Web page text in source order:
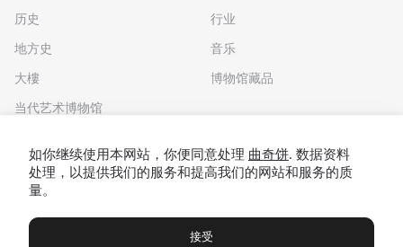
历史
地方史
大樓
当代艺术博物馆
行业
音乐
博物馆藏品
如你继续使用本网站，你便同意处理 曲奇饼. 数据资料
处理，以提供我们的服务和提高我们的网站和服务的质
量。
接受